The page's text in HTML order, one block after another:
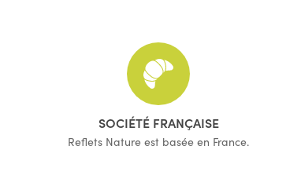
(6 avis)
SOCIÉTÉ FRANÇAISE
Reflets Nature est basée en France.